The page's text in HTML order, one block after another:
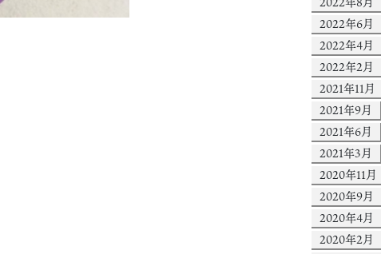
2022年6月
2022年4月
2022年2月
2021年11月
2021年9月
2021年6月
2021年3月
2020年11月
2020年9月
2020年4月
2020年2月